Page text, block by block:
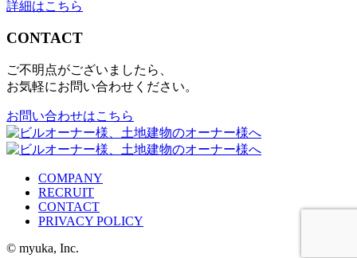
詳細はこちら
CONTACT
ご不明点がございましたら、
お気軽にお問い合わせください。
お問い合わせはこちら
COMPANY
RECRUIT
CONTACT
PRIVACY POLICY
© myuka, Inc.